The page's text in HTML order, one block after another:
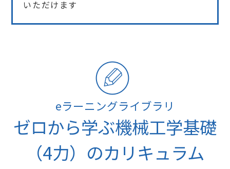
いただけます
eラーニングライブラリ
ゼロから学ぶ機械工学基礎
（4力）のカリキュラム